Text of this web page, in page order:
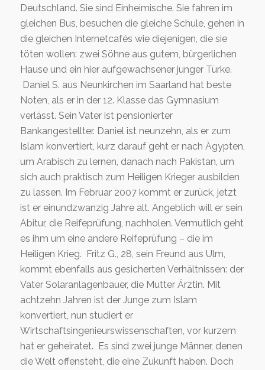
Deutschland. Sie sind Einheimische. Sie fahren im
gleichen Bus, besuchen die gleiche Schule, gehen in
die gleichen Internetcafés wie diejenigen, die sie
töten wollen: zwei Söhne aus gutem, bürgerlichen
Hause und ein hier aufgewachsener junger Türke.
Daniel S. aus Neunkirchen im Saarland hat beste
Noten, als er in der 12. Klasse das Gymnasium
verlässt. Sein Vater ist pensionierter
Bankangestellter. Daniel ist neunzehn, als er zum
Islam konvertiert, kurz darauf geht er nach Ägypten,
um Arabisch zu lernen, danach nach Pakistan, um
sich auch praktisch zum Heiligen Krieger ausbilden
zu lassen. Im Februar 2007 kommt er zurück, jetzt
ist er einundzwanzig Jahre alt. Angeblich will er sein
Abitur, die Reifeprüfung, nachholen. Vermutlich geht
es ihm um eine andere Reifeprüfung – die im
Heiligen Krieg. Fritz G., 28, sein Freund aus Ulm,
kommt ebenfalls aus gesicherten Verhältnissen: der
Vater Solaranlagenbauer, die Mutter Ärztin. Mit
achtzehn Jahren ist der Junge zum Islam
konvertiert, nun studiert er
Wirtschaftsingenieurswissenschaften, vor kurzem
hat er geheiratet. Es sind zwei junge Männer, denen
die Welt offensteht, die eine Zukunft haben. Doch